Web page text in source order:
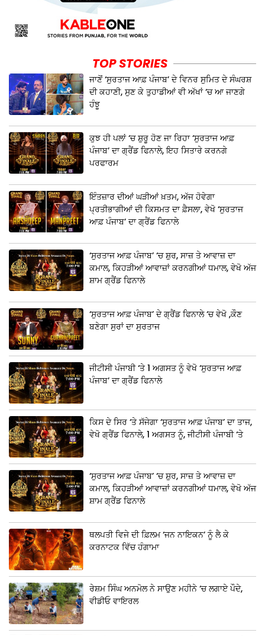
TOP STORIES
ਜਾਣੋਂ ‘ਸੁਰਤਾਜ ਆਫ਼ ਪੰਜਾਬ’ ਦੇ ਵਿਨਰ ਸੁਮਿਤ ਦੇ ਸੰਘਰਸ਼
ਦੀ ਕਹਾਣੀ, ਸੁਣ ਕੇ ਤੁਹਾਡੀਆਂ ਵੀ ਅੱਖਾਂ ‘ਚ ਆ ਜਾਣਗੇ
ਹੰਝੂ
ਕੁਝ ਹੀ ਪਲਾਂ ‘ਚ ਸ਼ੁਰੂ ਹੋਣ ਜਾ ਰਿਹਾ ‘ਸੁਰਤਾਜ ਆਫ਼
ਪੰਜਾਬ’ ਦਾ ਗ੍ਰੈਂਡ ਫਿਨਾਲੇ, ਇਹ ਸਿਤਾਰੇ ਕਰਨਗੇ
ਪਰਫਾਰਮ
ਇੰਤਜ਼ਾਰ ਦੀਆਂ ਘੜੀਆਂ ਖ਼ਤਮ, ਅੱਜ ਹੋਵੇਗਾ
ਪ੍ਰਤੀਭਾਗੀਆਂ ਦੀ ਕਿਸਮਤ ਦਾ ਫ਼ੈਸਲਾ, ਵੇਖੋ ‘ਸੁਰਤਾਜ
ਆਫ਼ ਪੰਜਾਬ’ ਦਾ ਗ੍ਰੈਂਡ ਫਿਨਾਲੇ
‘ਸੁਰਤਾਜ ਆਫ਼ ਪੰਜਾਬ’ ‘ਚ ਸ਼ੁਰ, ਸਾਜ਼ ਤੇ ਆਵਾਜ਼ ਦਾ
ਕਮਾਲ, ਕਿਹੜੀਆਂ ਆਵਾਜ਼ਾਂ ਕਰਨਗੀਆਂ ਧਮਾਲ, ਵੇਖੋ ਅੱਜ
ਸ਼ਾਮ ਗ੍ਰੈਂਡ ਫਿਨਾਲੇ
‘ਸੁਰਤਾਜ ਆਫ਼ ਪੰਜਾਬ’ ਦੇ ਗ੍ਰੈਂਡ ਫਿਨਾਲੇ ‘ਚ ਵੇਖੋ ,ਕੌਣ
ਬਣੇਗਾ ਸੁਰਾਂ ਦਾ ਸੁਰਤਾਜ
ਜੀਟੀਸੀ ਪੰਜਾਬੀ ‘ਤੇ 1 ਅਗਸਤ ਨੂੰ ਵੇਖੋ ‘ਸੁਰਤਾਜ ਆਫ਼
ਪੰਜਾਬ’ ਦਾ ਗ੍ਰੈਂਡ ਫਿਨਾਲੇ
ਕਿਸ ਦੇ ਸਿਰ ‘ਤੇ ਸੱਜੇਗਾ ‘ਸੁਰਤਾਜ ਆਫ਼ ਪੰਜਾਬ’ ਦਾ ਤਾਜ,
ਵੇਖੋ ਗ੍ਰੈਂਡ ਫਿਨਾਲੇ, 1 ਅਗਸਤ ਨੂੰ, ਜੀਟੀਸੀ ਪੰਜਾਬੀ ‘ਤੇ
‘ਸੁਰਤਾਜ ਆਫ਼ ਪੰਜਾਬ’ ‘ਚ ਸ਼ੁਰ, ਸਾਜ਼ ਤੇ ਆਵਾਜ਼ ਦਾ
ਕਮਾਲ, ਕਿਹੜੀਆਂ ਆਵਾਜ਼ਾਂ ਕਰਨਗੀਆਂ ਧਮਾਲ, ਵੇਖੋ ਅੱਜ
ਸ਼ਾਮ ਗ੍ਰੈਂਡ ਫਿਨਾਲੇ
ਥਲਪਤੀ ਵਿਜੇ ਦੀ ਫ਼ਿਲਮ ‘ਜਨ ਨਾਇਕਨ’ ਨੂੰ ਲੈ ਕੇ
ਕਰਨਾਟਕ ਵਿੱਚ ਹੰਗਾਮਾ
ਰੇਸ਼ਮ ਸਿੰਘ ਅਨਮੋਲ ਨੇ ਸਾਉਣ ਮਹੀਨੇ ‘ਚ ਲਗਾਏ ਪੌਦੇ,
ਵੀਡੀਓ ਵਾਇਰਲ